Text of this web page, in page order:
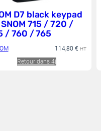
D7 black keypad
/
/ 760 / 765
114,80 € HT
Retour dans 4j